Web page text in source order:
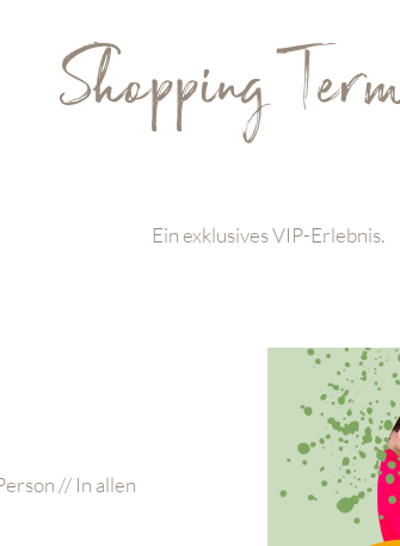
Shopping
Ein exklusives VIP-Erlebnis.
// In allen